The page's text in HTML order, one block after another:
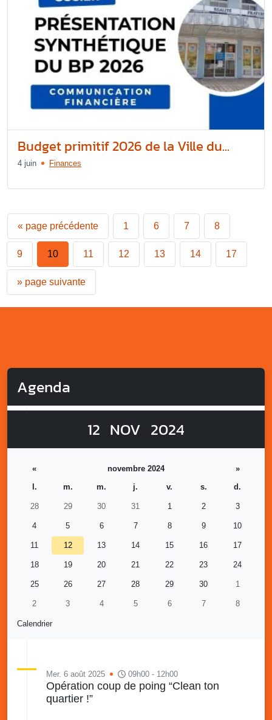
Budget primitif 2026 de la Ville du...
4 juin Finances
« page précédente 1 6 7 8
9 10 11 12 13 14 17
» page suivante
Agenda
12 NOV 2024
Calendrier
« novembre 2024
»
l.
m. m. j. v. s. d.
28 29 30 31 1 2 3
4 5 6 7 8 9 10
11 12 13 14 15 16 17
18 19 20 21 22 23 24
25 26 27 28 29 30 1
2 3 4 5 6 7 8
Mer. 6 août 2025 09h00 - 12h00
Opération coup de poing “Clean ton
quartier !”